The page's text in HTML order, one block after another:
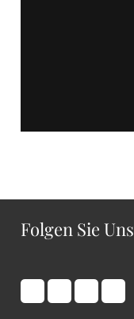
Folgen Sie Uns